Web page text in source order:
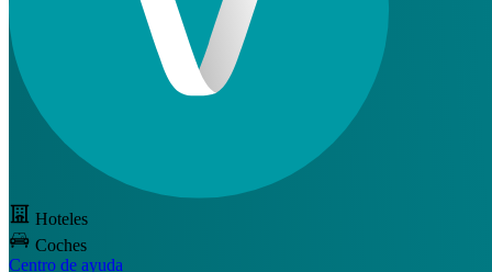
Hoteles
Coches
Centro de ayuda